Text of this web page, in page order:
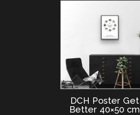
DCH Poster Get
Better 40×50 cm